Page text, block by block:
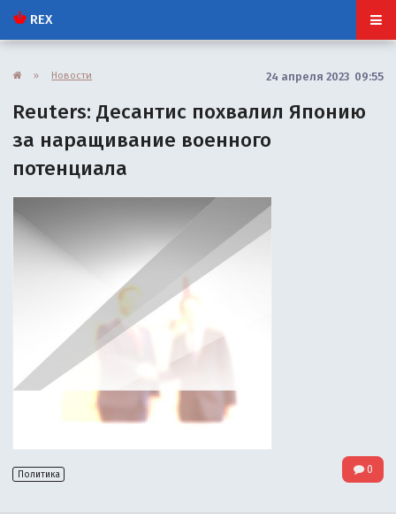
REX
» Новости 24 апреля 2023 09:55
Reuters: Десантис похвалил Японию
за наращивание военного
потенциала
Политика 0